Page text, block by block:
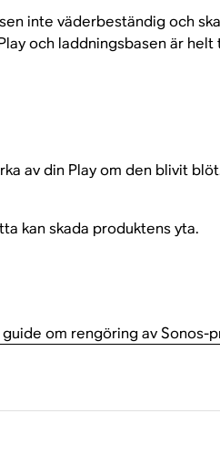
inte väderbeständig och
och laddningsbasen är
av din Play om den blivit
kan skada produktens yta.
guide om rengöring av Sonos-